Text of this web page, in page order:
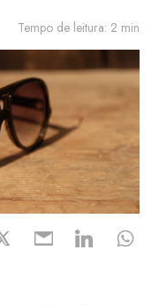
Tempo de leitura: 2 min